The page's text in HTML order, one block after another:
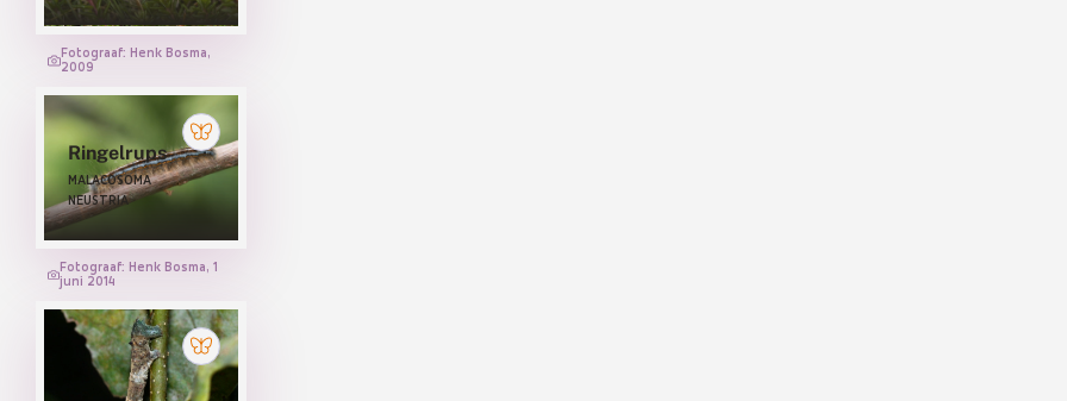
Fotograaf: Henk Bosma,
2009
Ringelrups
MALACOSOMA
NEUSTRIA
Fotograaf: Henk Bosma, 1
juni 2014